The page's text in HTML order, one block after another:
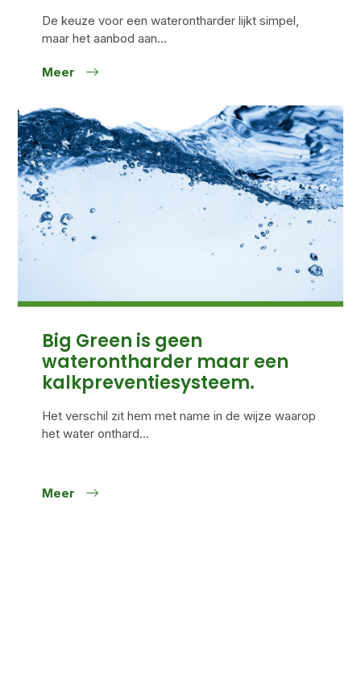
De keuze voor een waterontharder lijkt simpel,
maar het aanbod aan...
Meer
Big Green is geen
waterontharder maar een
kalkpreventiesysteem.
Het verschil zit hem met name in de wijze waarop
het water onthard...
Meer